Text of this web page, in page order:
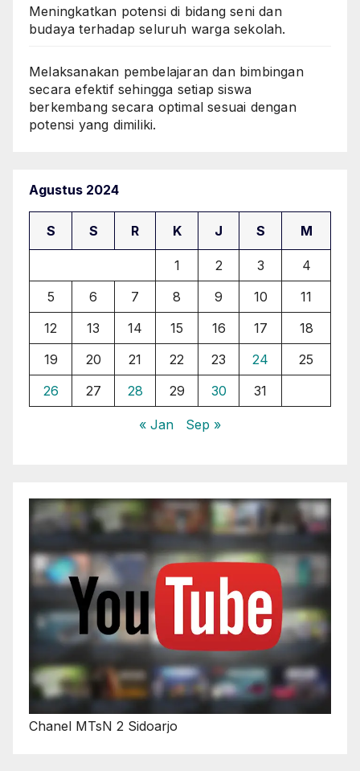
Meningkatkan potensi di bidang seni dan
budaya terhadap seluruh warga sekolah.
Melaksanakan pembelajaran dan bimbingan
secara efektif sehingga setiap siswa
berkembang secara optimal sesuai dengan
potensi yang dimiliki.
Agustus 2024
S S R K J S M
1 2 3
4
5
6 7 8 9 10
11
12
13 14 15 16 17
18
19
20 21 22 23 24
25
26
27 28 29 30 31
« Jan Sep »
Chanel MTsN 2 Sidoarjo